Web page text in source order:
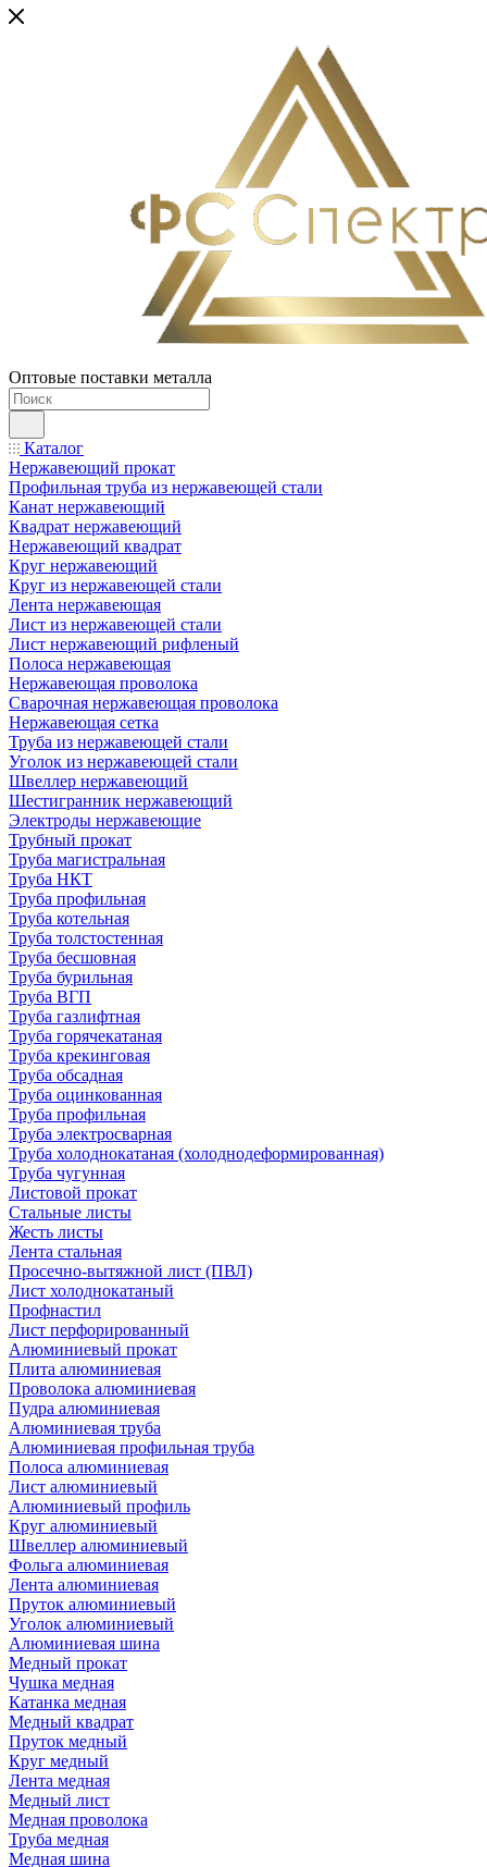
Оптовые поставки металла
Каталог
Нержавеющий прокат
Профильная труба из нержавеющей стали
Канат нержавеющий
Квадрат нержавеющий
Нержавеющий квадрат
Круг нержавеющий
Круг из нержавеющей стали
Лента нержавеющая
Лист из нержавеющей стали
Лист нержавеющий рифленый
Полоса нержавеющая
Нержавеющая проволока
Сварочная нержавеющая проволока
Нержавеющая сетка
Труба из нержавеющей стали
Уголок из нержавеющей стали
Швеллер нержавеющий
Шестигранник нержавеющий
Электроды нержавеющие
Трубный прокат
Труба магистральная
Труба НКТ
Труба профильная
Труба котельная
Труба толстостенная
Труба бесшовная
Труба бурильная
Труба ВГП
Труба газлифтная
Труба горячекатаная
Труба крекинговая
Труба обсадная
Труба оцинкованная
Труба профильная
Труба электросварная
Труба холоднокатаная (холоднодеформированная)
Труба чугунная
Листовой прокат
Стальные листы
Жесть листы
Лента стальная
Просечно-вытяжной лист (ПВЛ)
Лист холоднокатаный
Профнастил
Лист перфорированный
Алюминиевый прокат
Плита алюминиевая
Проволока алюминиевая
Пудра алюминиевая
Алюминиевая труба
Алюминиевая профильная труба
Полоса алюминиевая
Лист алюминиевый
Алюминиевый профиль
Круг алюминиевый
Швеллер алюминиевый
Фольга алюминиевая
Лента алюминиевая
Пруток алюминиевый
Уголок алюминиевый
Алюминиевая шина
Медный прокат
Чушка медная
Катанка медная
Медный квадрат
Пруток медный
Круг медный
Лента медная
Медный лист
Медная проволока
Труба медная
Медная шина